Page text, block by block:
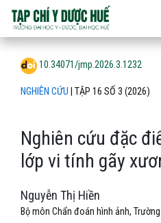
Nghiên cứu đặc điểm hình
NGHIÊN CỨU TẬP 16 SỐ 3 (2026)
Nghiên cứu đặc
lớp vi tính gãy
10.34071/jmp.2026.3.1232
Nguyễn Thị Hiền
Bộ môn Chẩn đoán hình ảnh,